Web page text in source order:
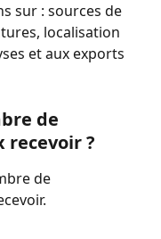
sur : sources de
localisation
et aux exports
de
recevoir ?
de